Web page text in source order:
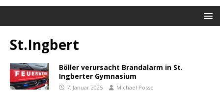
St.Ingbert
Böller verursacht Brandalarm in St.
Ingberter Gymnasium
7. Januar 2025 Michael Posse